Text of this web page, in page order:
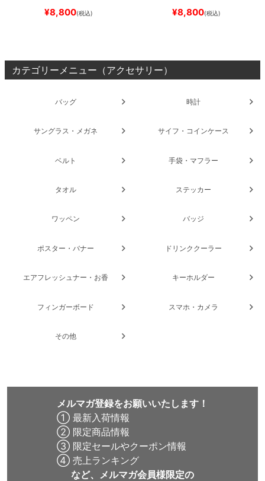
SLIM FIT 30 LENGTH
スケートボード スケボ
¥8,800(税込)
SLIM FIT 30 LENGTH
スケートボード スケボー
¥8,800(税込)
カテゴリーメニュー（アクセサリー）
バッグ 時計
サングラス・メガネ サイフ・コインケース
ベルト 手袋・マフラー
タオル ステッカー
ワッペン バッジ
ポスター・バナー ドリンククーラー
エアフレッシュナー・お香 キーホルダー
フィンガーボード スマホ・カメラ
その他
メルマガ登録をお願いいたします！
① 最新入荷情報
② 限定商品情報
③ 限定セールやクーポン情報
④ 売上ランキング
など、メルマガ会員様限定の